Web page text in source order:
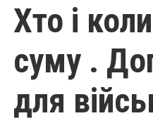
Хто і
суму .
для